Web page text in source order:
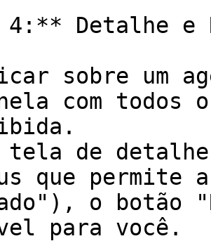
4:** Detalhe e
sobre um
com todos
tela de
que permite
o botão
para você.